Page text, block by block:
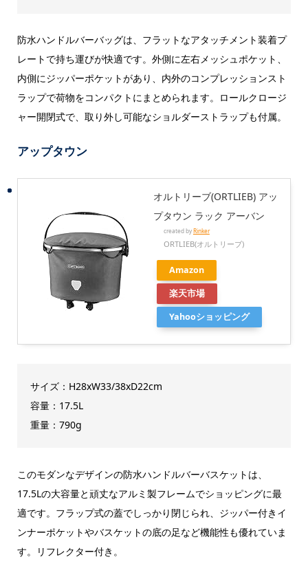
防水ハンドルバーバッグは、フラットなアタッチメント装着プ
レートで持ち運びが快適です。外側に左右メッシュポケット、
内側にジッパーポケットがあり、内外のコンプレッションスト
ラップで荷物をコンパクトにまとめられます。ロールクロージ
ャー開閉式で、取り外し可能なショルダーストラップも付属。
アップタウン
オルトリーブ(ORTLIEB) アッ
プタウン ラック アーバン
created by Rinker
ORTLIEB(オルトリーブ)
Amazon
楽天市場
Yahooショッピング
サイズ：H28xW33/38xD22cm
容量：17.5L
重量：790g
このモダンなデザインの防水ハンドルバーバスケットは、
17.5Lの大容量と頑丈なアルミ製フレームでショッピングに最
適です。フラップ式の蓋でしっかり閉じられ、ジッパー付きイ
ンナーポケットやバスケットの底の足など機能性も優れていま
す。リフレクター付き。